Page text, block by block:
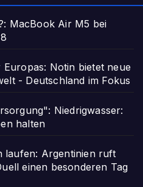
MacBook Air M5 bei
Notin bietet neue
- Deutschland im Fokus
Niedrigwasser:
halten
laufen: Argentinien ruft
einen besonderen Tag